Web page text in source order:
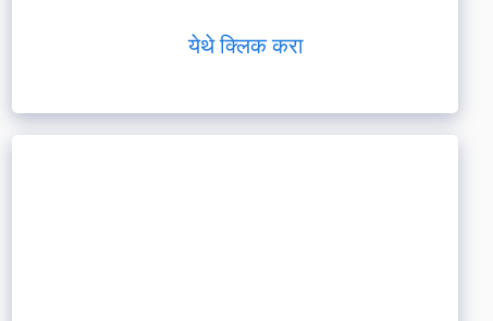
येथे क्लिक करा